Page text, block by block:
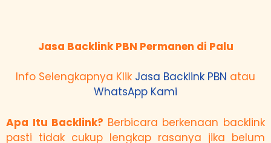
Jasa Backlink PBN Permanen di Palu
Info Selengkapnya Klik Jasa Backlink PBN atau
WhatsApp Kami
Apa Itu Backlink? Berbicara berkenaan backlink
pasti tidak cukup lengkap rasanya jika belum